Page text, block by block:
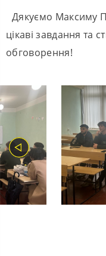
Дякуємо Максиму
цікаві завдання та
обговорення!